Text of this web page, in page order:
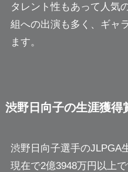
タレント性もあって人気
組への出演も多く、ギャ
ます。
渋野日向子の生涯獲得
渋野日向子選手のJLPGA
現在で2億3948万円以上